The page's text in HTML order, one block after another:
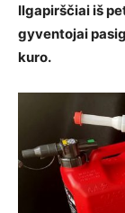
Ilgapirščiai iš
gyventojai
kuro.